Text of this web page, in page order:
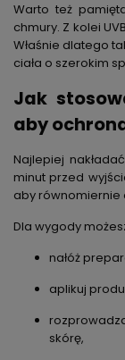
Warto też
chmury. Z kolei
Właśnie dlatego
ciała o szerokim
Jak
aby
Najlepiej
minut przed
aby równomiernie
Dla wygody
nałóż
aplikuj
skórę,